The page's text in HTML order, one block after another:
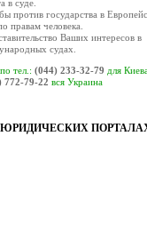
2014 року у
8, ко...
ІV конференція
2014 року відбулася
с...
2014 року відбулося
в суде.
против государства в
правам человека.
Ваших интересов в
судах.
тел.: (044) 233-32-79 для
772-79-22 вся Украина